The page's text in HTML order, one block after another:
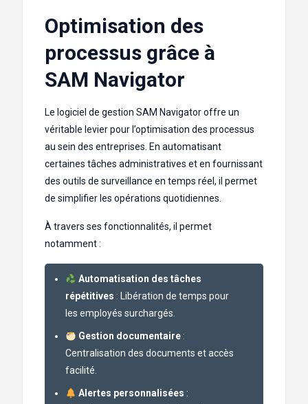
Optimisation des
processus grâce à
SAM Navigator
Le logiciel de gestion SAM Navigator offre un
véritable levier pour l’optimisation des processus
au sein des entreprises. En automatisant
certaines tâches administratives et en fournissant
des outils de surveillance en temps réel, il permet
de simplifier les opérations quotidiennes.
À travers ses fonctionnalités, il permet
notamment :
Automatisation des tâches
répétitives : Libération de temps pour
les employés surchargés.
Gestion documentaire:
Centralisation des documents et accès
facilité.
Alertes personnalisées :